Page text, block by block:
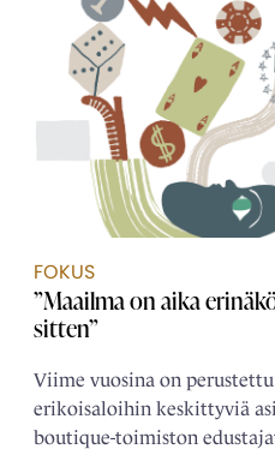
FOKUS
”Maailma on aika
sitten”
Viime vuosina on
erikoisaloihin keskittyviä
boutique-toimiston